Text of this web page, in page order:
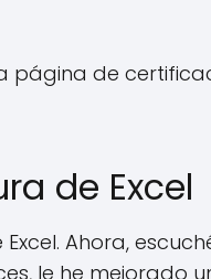
página de
de Excel
Ahora,
le he mejorado